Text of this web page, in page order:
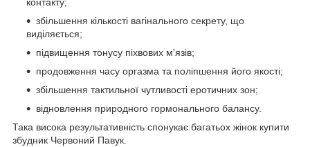
збільшення кількості вагінального секрету, що
виділяється;
підвищення тонусу піхвових м'язів;
продовження часу оргазма та поліпшення його якості;
збільшення тактильної чутливості еротичних зон;
відновлення природного гормонального балансу.
Така висока результативність спонукає багатьох жінок купити
збудник Червоний Павук.